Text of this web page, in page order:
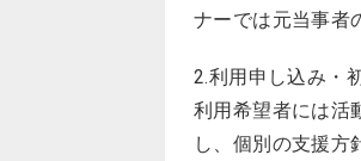
ナーでは元当事者
2.利用申し込み・
利用希望者には活
し、個別の支援方